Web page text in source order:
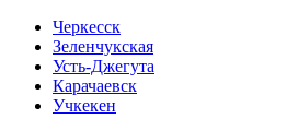
Черкесск
Зеленчукская
Усть-Джегута
Карачаевск
Учкекен